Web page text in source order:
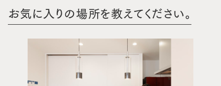
お気に入りの場所を教えてください。